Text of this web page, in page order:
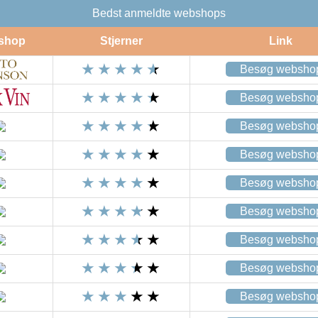
Bedst anmeldte webshops
Stjerner Link
Besøg
Besøg
Besøg
Besøg
Besøg
Besøg
Besøg
Besøg
Besøg